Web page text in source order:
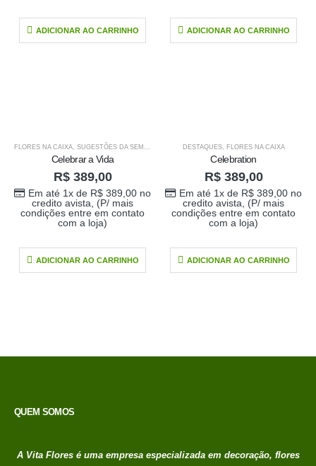
ADICIONAR AO CARRINHO ADICIONAR AO CARRINHO
FLORES NA CAIXA, SUGESTÕES DA SEMANA
Celebrar a Vida
R$389,00
Em até 1x de R$389,00no
credito avista, (P/ mais
condições entre em contato
com a loja)
ADICIONAR AO CARRINHO
DESTAQUES, FLORES NA CAIXA
Celebration
R$389,00
Em até 1x de R$389,00no
credito avista, (P/ mais
condições entre em contato
com a loja)
ADICIONAR AO CARRINHO
mais condições
entre em contato
R$689,00no
credito avista, (P/
mais condições
entre em contato
com a loja)
Buque Core P
0out of 5
R$198,00
entre em contato
QUEM SOMOS
A Vita Flores é uma empresa especializada em decoração, flores